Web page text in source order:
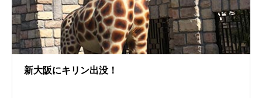
新大阪にキリン出没！